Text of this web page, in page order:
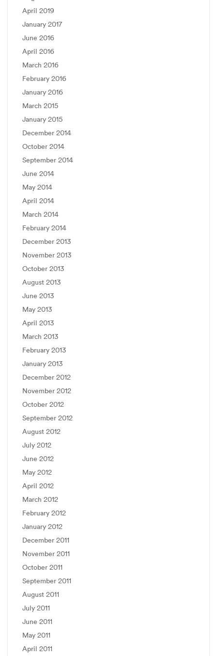
April 2019
January 2017
June 2016
April 2016
March 2016
February 2016
January 2016
March 2015
January 2015
December 2014
October 2014
September 2014
June 2014
May 2014
April 2014
March 2014
February 2014
December 2013
November 2013
October 2013
August 2013
June 2013
May 2013
April 2013
March 2013
February 2013
January 2013
December 2012
November 2012
October 2012
September 2012
August 2012
July 2012
June 2012
May 2012
April 2012
March 2012
February 2012
January 2012
December 2011
November 2011
October 2011
September 2011
August 2011
July 2011
June 2011
May 2011
April 2011